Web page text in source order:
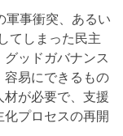
事衝突、あるい
てしまった民主
ッドガバナンス
易にできるもの
が必要で、支援
プロセスの再開